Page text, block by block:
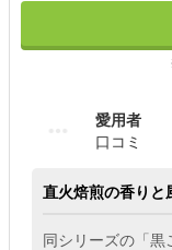
愛用者
口コミ
直火焙煎の香りと
同シリーズの「黒